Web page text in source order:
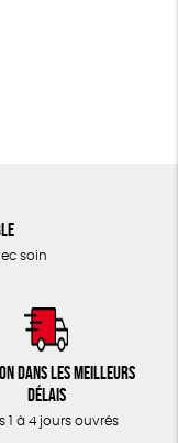
soin
dans les meilleurs
délais
1 à 4 jours ouvrés